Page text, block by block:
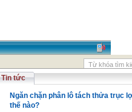
Tin tức
Ngăn chặn phân lô tách thửa trục
thế nào?